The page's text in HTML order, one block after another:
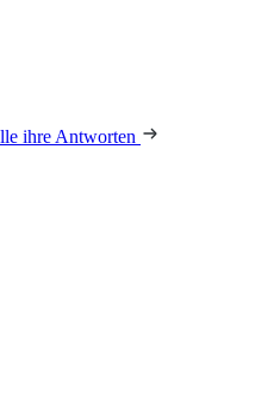
ihre Antworten